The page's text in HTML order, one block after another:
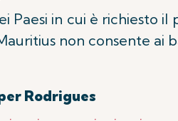
Paesi in cui è richiesto
non consente ai
Rodrigues